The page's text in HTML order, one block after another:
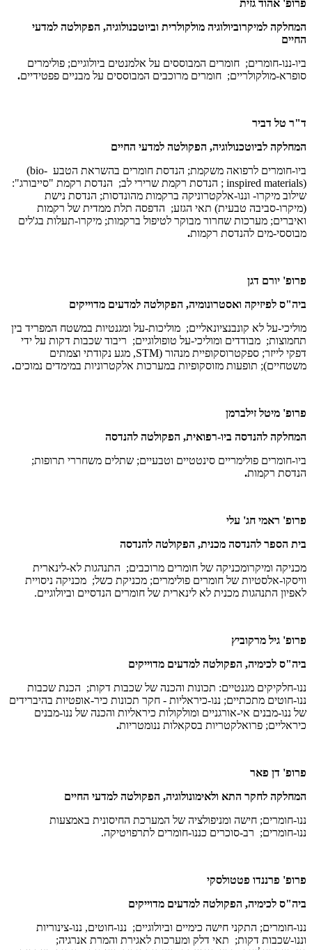
פרופ' אהוד גזית
המחלקה למיקרוביולוגיה מולקולרית וביוטכנולוגיה, הפקולטה למדעי
החיים
ביו-ננו-חומרים; חומרים המבוססים על אלמנטים ביולוגיים; פולימרים
סופרא-מולקולריים; חומרים מרוכבים המבוססים על מבניים פפטידיים.
ד"ר טל דביר
המחלקה לביוטכנולוגיה, הפקולטה למדעי החיים
ביו-חומרים לרפואה משקמת; הנדסת חומרים בהשראת הטבע (bio-
inspired materials) ; הנדסת רקמת שרירי לב; הנדסת רקמת "סייבורג":
שילוב מיקרו- וננו-אלקטרוניקה ברקמות מהונדסות; הנדסת נישת
(מיקרו-סביבה טבעית) תאי הגזע; הדפסה תלת ממדית של רקמות
ואיברים; מערכות שחרור מבוקר לטיפול ברקמות; מיקרו-תעלות בג'לים
מבוססי-מים להנדסת רקמות.
פרופ' יורם דגן
ביה"ס לפיזיקה ואסטרונומיה, הפקולטה למדעים מדוייקים
מוליכי-על לא קונבנציונאליים; מוליכות-על ומגנטיות במשטח המפריד בין
תחמוצות; מבודדים ומוליכי-על טופולוגיים; ריבוד שכבות דקות על ידי
דפקי לייזר; ספקטרוסקופיית מנהור (STM, מגע נקודתי וצמתים
משטחיים); תופעות מזוסקופיות במערכות אלקטרוניות במימדים נמוכים.
פרופ' מיטל זילברמן
המחלקה להנדסה ביו-רפואית, הפקולטה להנדסה
ביו-חומרים פולימריים סינטטיים וטבעיים; שתלים משחררי תרופות;
הנדסת רקמות.
פרופ' ראמי חג' עלי
בית הספר להנדסה מכנית, הפקולטה להנדסה
מכניקה ומיקרומכניקה של חומרים מרוכבים; התנהגות לא-לינארית
וויסקו-אלסטיות של חומרים פולימרים; מכניקת כשל; מכניקה ניסויית
לאפיון התנהגות מכנית לא לינארית של חומרים הנדסיים וביולוגיים.
פרופ' גיל מרקוביץ
ביה"ס לכימיה, הפקולטה למדעים מדוייקים
ננו-חלקיקים מגנטיים: תכונות והכנה של שכבות דקות; הכנת שכבות
ננו-חוטים מתכתיים; ננו-כיראליות - חקר תכונות כיר-אופטיות בהיברידים
של ננו-מבנים אי-אורגניים ומולקולות כיראליות והכנה של ננו-מבנים
כיראליים; פרואלקטריות בסקאלות ננומטריות.
פרופ' דן פאר
המחלקה לחקר התא ולאימונולוגיה, הפקולטה למדעי החיים
ננו-חומרים; חישה ומניפולציה של המערכת החיסונית באמצעות
ננו-חומרים; רב-סוכרים כננו-חומרים לתרפויטיקה.
פרופ' פרננדו פטטולסקי
ביה"ס לכימיה, הפקולטה למדעים מדוייקים
ננו-חומרים; התקני חישה כימיים וביולוגיים; ננו-חוטים, ננו-צינוריות
וננו-שכבות דקות; תאי דלק ומערכות לאגירת והמרת אנרגיה;